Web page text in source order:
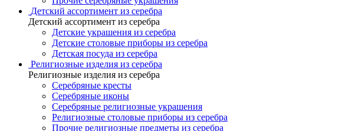
Детский ассортимент из серебра
Детский ассортимент из серебра
Детские украшения из серебра
Детские столовые приборы из серебра
Детская посуда из серебра
Религиозные изделия из серебра
Религиозные изделия из серебра
Серебряные кресты
Серебряные иконы
Серебряные религиозные украшения
Религиозные столовые приборы из серебра
Прочие религиозные предметы из серебра